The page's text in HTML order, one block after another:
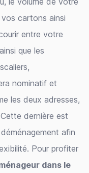
cartons ainsi
entre votre
que les
nominatif et
les deux adresses,
dernière est
afin
Pour profiter
dans le